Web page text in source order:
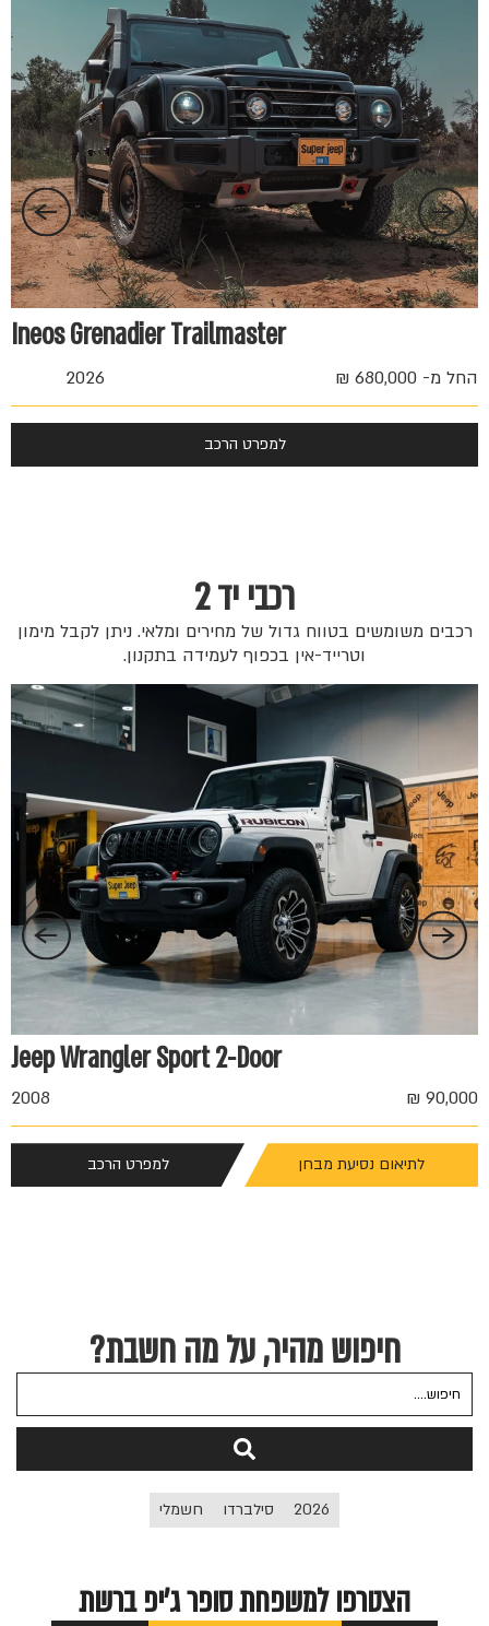
Ineos Grenadier Trailmaster
החל מ- 680,000 ₪ 2026
למפרט הרכב
רכבי יד 2
רכבים משומשים בטווח גדול של מחירים ומלאי. ניתן לקבל מימון
וטרייד-אין בכפוף לעמידה בתקנון.
Jeep Wrangler Sport 2-Door
90,000 ₪
2008
לתיאום נסיעת מבחן למפרט הרכב
חיפוש מהיר, על מה חשבת?
2026 סילברדו חשמלי
הצטרפו למשפחת סופר ג'יפ ברשת